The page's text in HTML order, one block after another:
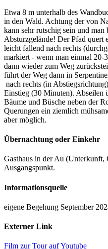
Etwa 8 m unterhalb des
in den Wald. Achtung der von
kann sehr rutschig sein und
Absturzgelände! Der Pfad quert
leicht fallend nach rechts
markiert - wenn man einmal 20-
dann wieder zum Weg
führt der Weg dann in
nach rechts (in
Einstieg (30 Minuten). Abseilen
Bäume und Büsche neben der
Querungen ein ziemlich
aber möglich.
Übernachtung oder Einkehr
Gasthaus in der Au (Unterkunft,
Ausgangspunkt.
Informationsquelle
eigene Begehung September
Externer Link
Film zur Tour auf Youtube